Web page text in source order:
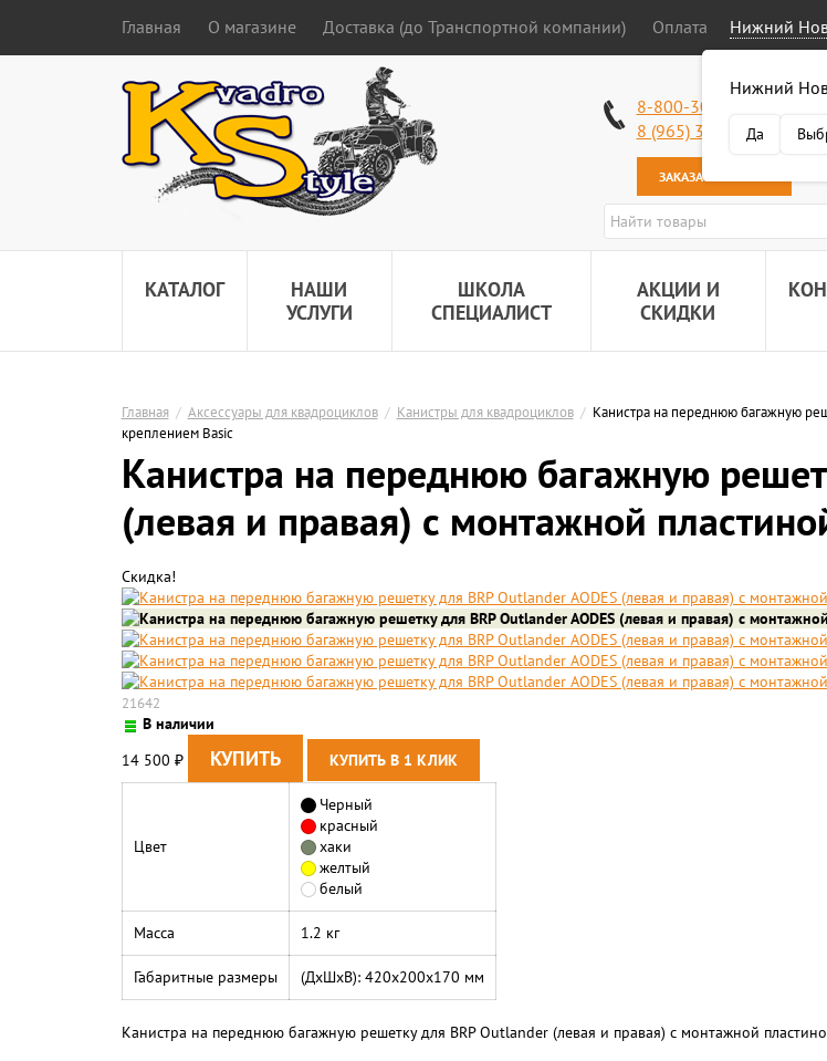
Главная О магазине Доставка (до Транспортной компании) Оплата Нижний
Нижний
Да
8-800-301-50-58
8 (965) 318-34-38
ЗАКАЗАТЬ ЗВОНОК
КАТАЛОГ
НАШИ
УСЛУГИ
ШКОЛА
СПЕЦИАЛИСТ
АКЦИИ И
СКИДКИ
Главная / Аксессуары для квадроциклов / Канистры для квадроциклов / Канистра на переднюю багажную
креплением Basic
Канистра на переднюю багажную
(левая и правая) с монтажной
Скидка!
21642
В наличии
14 500 ₽
Цвет
Черный
красный
хаки
желтый
белый
Масса 1.2 кг
Габаритные размеры (ДхШхВ): 420х200х170 мм
Канистра на переднюю багажную решетку для BRP Outlander (левая и правая) с монтажной